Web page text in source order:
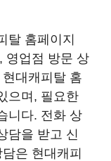
탈 홈페이지
영업점 방문 상
대캐피탈 홈
으며, 필요한
니다. 전화 상
담을 받고 신
은 현대캐피